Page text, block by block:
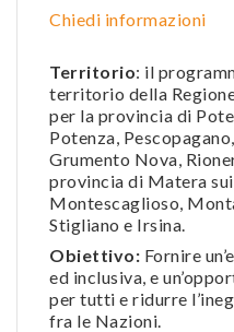
Chiedi informazioni
Territorio: il
territorio della
per la provincia di
Potenza,
Grumento Nova,
provincia di Matera
Montescaglioso,
Stigliano e Irsina.
Obiettivo: Fornire
ed inclusiva, e
per tutti e ridurre
fra le Nazioni.